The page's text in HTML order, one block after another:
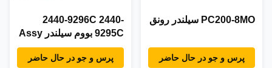
PC200-8MO سیلندر رونق
پرس و جو در حال حاضر
2440-9296C 2440-
9295C بووم سیلندر Assy
پرس و جو در حال حاضر